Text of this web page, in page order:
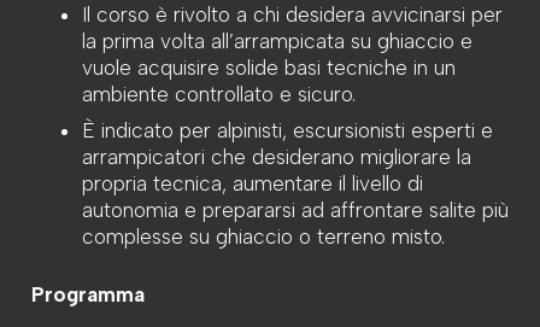
Il corso è rivolto a chi desidera avvicinarsi per
la prima volta all’arrampicata su ghiaccio e
vuole acquisire solide basi tecniche in un
ambiente controllato e sicuro.
È indicato per alpinisti, escursionisti esperti e
arrampicatori che desiderano migliorare la
propria tecnica, aumentare il livello di
autonomia e prepararsi ad affrontare salite più
complesse su ghiaccio o terreno misto.
Programma